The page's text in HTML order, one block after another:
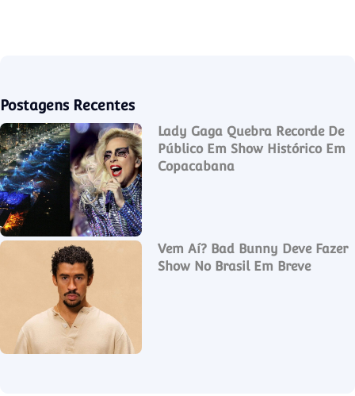
Postagens Recentes
Lady Gaga Quebra Recorde De
Público Em Show Histórico Em
Copacabana
Vem Aí? Bad Bunny Deve Fazer
Show No Brasil Em Breve